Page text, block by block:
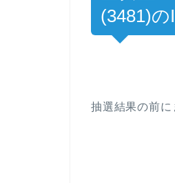
(3481)
抽選結果の前に